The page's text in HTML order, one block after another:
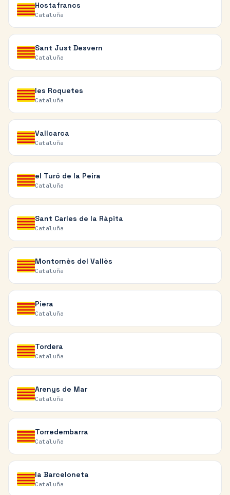
Hostafrancs
Cataluña
Sant Just Desvern
Cataluña
les Roquetes
Cataluña
Vallcarca
Cataluña
el Turó de la Peira
Cataluña
Sant Carles de la Ràpita
Cataluña
Montornès del Vallès
Cataluña
Piera
Cataluña
Tordera
Cataluña
Arenys de Mar
Cataluña
Torredembarra
Cataluña
la Barceloneta
Cataluña